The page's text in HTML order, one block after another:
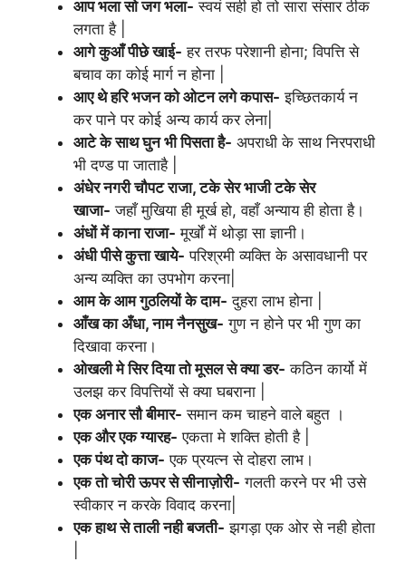
आप भला सो जग भला- स्वयं सही हो तो सारा संसार ठीक
लगता है |
आगे कुआँ पीछे खाई- हर तरफ परेशानी होना; विपत्ति से
बचाव का कोई मार्ग न होना |
आए थे हरि भजन को ओटन लगे कपास- इच्छितकार्य न
कर पाने पर कोई अन्य कार्य कर लेना|
आटे के साथ घुन भी पिसता है- अपराधी के साथ निरपराधी
भी दण्ड पा जाताहै |
अंधेर नगरी चौपट राजा, टके सेर भाजी टके सेर
खाजा- जहाँ मुखिया ही मूर्ख हो, वहाँ अन्याय ही होता है।
अंधों में काना राजा- मूर्खों में थोड़ा सा ज्ञानी।
अंधी पीसे कुत्ता खाये- परिश्रमी व्यक्ति के असावधानी पर
अन्य व्यक्ति का उपभोग करना|
आम के आम गुठलियों के दाम- दुहरा लाभ होना |
आँख का अँधा, नाम नैनसुख- गुण न होने पर भी गुण का
दिखावा करना।
ओखली मे सिर दिया तो मूसल से क्या डर- कठिन कार्यो में
उलझ कर विपत्तियों से क्या घबराना |
एक अनार सौ बीमार- समान कम चाहने वाले बहुत ।
एक और एक ग्यारह- एकता मे शक्ति होती है |
एक पंथ दो काज- एक प्रयत्न से दोहरा लाभ।
एक तो चोरी ऊपर से सीनाज़ोरी- गलती करने पर भी उसे
स्वीकार न करके विवाद करना|
एक हाथ से ताली नही बजती- झगड़ा एक ओर से नही होता